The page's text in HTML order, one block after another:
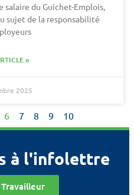
salaire du Guichet-Emplois,
sujet de la responsabilité
»
2025
6 7 8 9 10
à l'infolettre